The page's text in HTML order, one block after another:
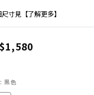
寸見【了解更多】
: 黑色